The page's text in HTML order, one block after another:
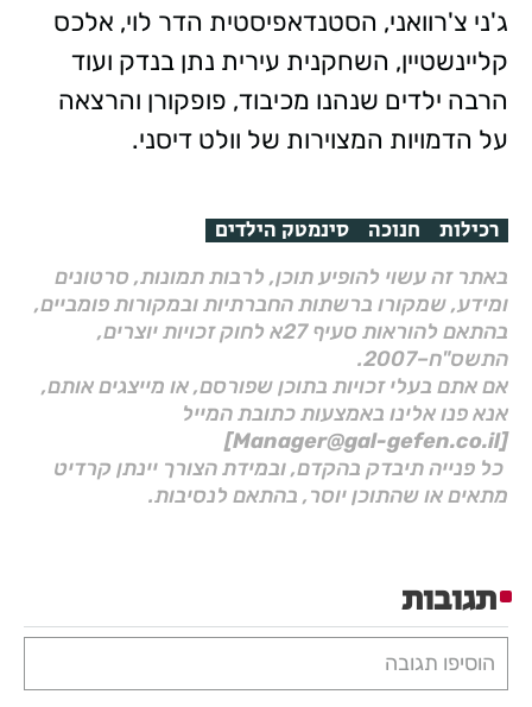
ג'ני צ'רוואני, הסטנדאפיסטית הדר לוי, אלכס
קליינשטיין, השחקנית עירית נתן בנדק ועוד
הרבה ילדים שנהנו מכיבוד, פופקורן והרצאה
על הדמויות המצוירות של וולט דיסני.
רכילות חנוכה סינמטק הילדים
באתר זה עשוי להופיע תוכן, לרבות תמונות, סרטונים
ומידע, שמקורו ברשתות החברתיות ובמקורות פומביים,
בהתאם להוראות סעיף 27א לחוק זכויות יוצרים,
התשס"ח–2007.
אם אתם בעלי זכויות בתוכן שפורסם, או מייצגים אותם,
אנא פנו אלינו באמצעות כתובת המייל
[Manager@gal-gefen.co.il]
כל פנייה תיבדק בהקדם, ובמידת הצורך יינתן קרדיט
מתאים או שהתוכן יוסר, בהתאם לנסיבות.
תגובות
הוסיפו תגובה